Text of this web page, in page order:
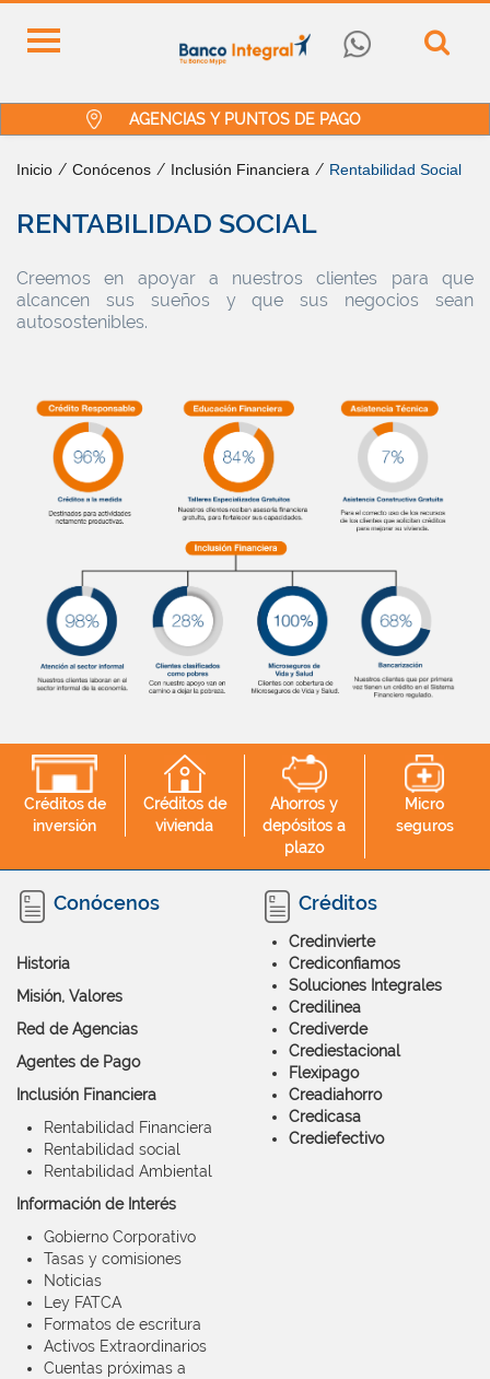
AGENCIAS Y PUNTOS DE PAGO
Inicio / Conócenos / Inclusión Financiera / Rentabilidad Social
RENTABILIDAD SOCIAL
Creemos en apoyar a nuestros clientes para que
alcancen sus sueños y que sus negocios sean
autosostenibles.
Créditos de
inversión
Créditos de
vivienda
Ahorros y
depósitos a
plazo
Micro
seguros
Conócenos
Historia
Misión, Valores
Red de Agencias
Agentes de Pago
Inclusión Financiera
Rentabilidad Financiera
Rentabilidad social
Rentabilidad Ambiental
Información de Interés
Gobierno Corporativo
Tasas y comisiones
Noticias
Ley FATCA
Formatos de escritura
Activos Extraordinarios
Cuentas próximas a
Créditos
Credinvierte
Crediconfiamos
Soluciones Integrales
Credilinea
Crediverde
Crediestacional
Flexipago
Creadiahorro
Credicasa
Crediefectivo